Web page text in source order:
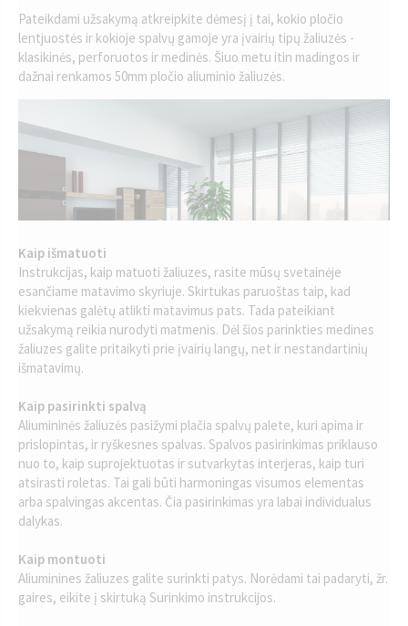
Pateikdami užsakymą atkreipkite dėmesį į tai, kokio pločio
lentjuostės ir kokioje spalvų gamoje yra įvairių tipų žaliuzės -
klasikinės, perforuotos ir medinės. Šiuo metu itin madingos ir
dažnai renkamos 50mm pločio aliuminio žaliuzės.
Kaip išmatuoti
Instrukcijas, kaip matuoti žaliuzes, rasite mūsų svetainėje
esančiame matavimo skyriuje. Skirtukas paruoštas taip, kad
kiekvienas galėtų atlikti matavimus pats. Tada pateikiant
užsakymą reikia nurodyti matmenis. Dėl šios parinkties medines
žaliuzes galite pritaikyti prie įvairių langų, net ir nestandartinių
išmatavimų.
Kaip pasirinkti spalvą
Aliumininės žaliuzės pasižymi plačia spalvų palete, kuri apima ir
prislopintas, ir ryškesnes spalvas. Spalvos pasirinkimas priklauso
nuo to, kaip suprojektuotas ir sutvarkytas interjeras, kaip turi
atsirasti roletas. Tai gali būti harmoningas visumos elementas
arba spalvingas akcentas. Čia pasirinkimas yra labai individualus
dalykas.
Kaip montuoti
Aliuminines žaliuzes galite surinkti patys. Norėdami tai padaryti, žr.
gaires, eikite į skirtuką Surinkimo instrukcijos.